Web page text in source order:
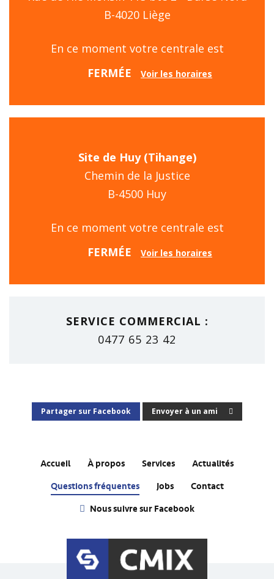
B-4020 Liège
En ce moment votre centrale est
FERMÉE
Voir les horaires
Site de Huy (Tihange)
Chemin de la Justice
B-4500 Huy
En ce moment votre centrale est
FERMÉE
Voir les horaires
SERVICE COMMERCIAL :
0477 65 23 42
Partager sur Facebook Envoyer à un ami
Accueil À propos Services
Actualités
Questions fréquentes
Jobs
Contact
Nous suivre sur Facebook